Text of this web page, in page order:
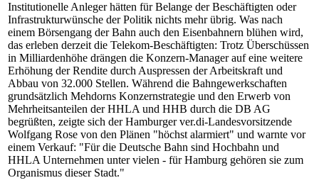
Institutionelle Anleger hätten für Belange der Beschäftigten oder
Infrastrukturwünsche der Politik nichts mehr übrig. Was nach
einem Börsengang der Bahn auch den Eisenbahnern blühen wird,
das erleben derzeit die Telekom-Beschäftigten: Trotz Überschüssen
in Milliardenhöhe drängen die Konzern-Manager auf eine weitere
Erhöhung der Rendite durch Auspressen der Arbeitskraft und
Abbau von 32.000 Stellen. Während die Bahngewerkschaften
grundsätzlich Mehdorns Konzernstrategie und den Erwerb von
Mehrheitsanteilen der HHLA und HHB durch die DB AG
begrüßten, zeigte sich der Hamburger ver.di-Landesvorsitzende
Wolfgang Rose von den Plänen "höchst alarmiert" und warnte vor
einem Verkauf: "Für die Deutsche Bahn sind Hochbahn und
HHLA Unternehmen unter vielen - für Hamburg gehören sie zum
Organismus dieser Stadt."